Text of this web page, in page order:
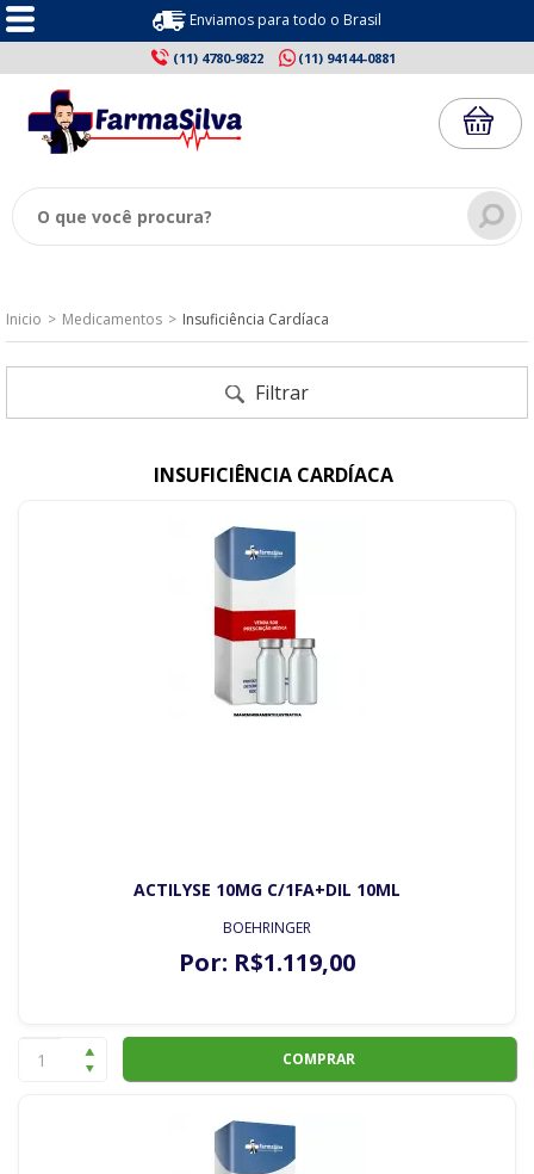
Enviamos para todo o Brasil
(11) 4780-9822 (11) 94144-0881
Inicio Medicamentos Insuficiência Cardíaca
Filtrar
INSUFICIÊNCIA CARDÍACA
ACTILYSE 10MG C/1FA+DIL 10ML
BOEHRINGER
Por: R$1.119,00
COMPRAR